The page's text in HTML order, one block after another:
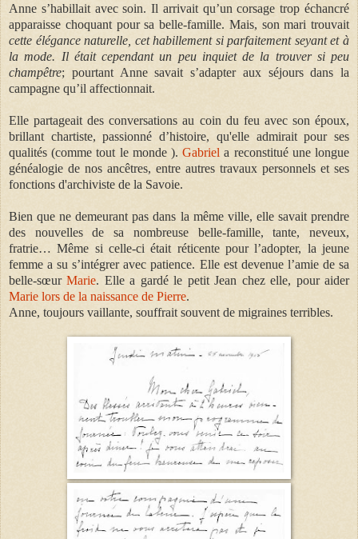
Anne s’habillait avec soin. Il arrivait qu’un corsage trop échancré
apparaisse choquant pour sa belle-famille. Mais, son mari trouvait
cette élégance naturelle, cet habillement si parfaitement seyant et à
la mode. Il était cependant un peu inquiet de la trouver si peu
champêtre; pourtant Anne savait s’adapter aux séjours dans la
campagne qu’il affectionnait.
Elle partageait des conversations au coin du feu avec son époux,
brillant chartiste, passionné d’histoire, qu'elle admirait pour ses
qualités (comme tout le monde ).Gabriel a reconstitué une longue
généalogie de nos ancêtres, entre autres travaux personnels et ses
fonctions d'archiviste de la Savoie.
Bien que ne demeurant pas dans la même ville, elle savait prendre
des nouvelles de sa nombreuse belle-famille, tante, neveux,
fratrie… Même si celle-ci était réticente pour l’adopter, la jeune
femme a su s’intégrer avec patience. Elle est devenue l’amie de sa
belle-sœurMarie. Elle a gardé le petit Jean chez elle, pour aider
Marie lors de la naissance de Pierre.
Anne, toujours vaillante, souffrait souvent de migraines terribles.